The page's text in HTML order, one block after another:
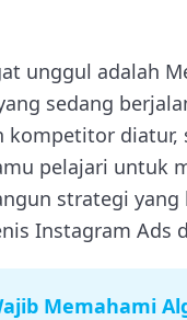
unggul adalah
sedang
kompetitor
pelajari untuk
strategi
Instagram Ads
Memahami